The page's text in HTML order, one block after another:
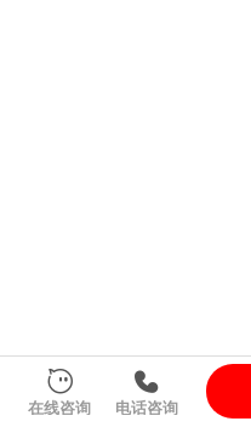
在线咨询 电话咨询